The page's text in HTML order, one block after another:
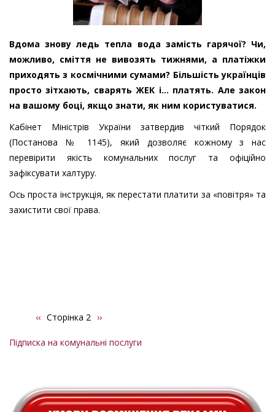
Вдома знову ледь тепла вода замість гарячої? Чи,
можливо, сміття не вивозять тижнями, а платіжки
приходять з космічними сумами? Більшість українців
просто зітхають, сварять ЖЕК і... платять. Але закон
на вашому боці, якщо знати, як ним користуватися.
Кабінет Міністрів України затвердив чіткий Порядок
(Постанова № 1145), який дозволяє кожному з нас
перевірити якість комунальних послуг та офіційно
зафіксувати халтуру.
Ось проста інструкція, як перестати платити за «повітря» та
захистити свої права.
Розбивка
сторінки
Попередня
‹‹ Сторінка 2 Наступна
››
Підписка на комунальні послуги